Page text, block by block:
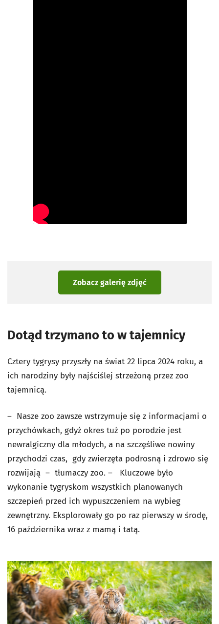
Zobacz galerię zdjęć
Dotąd trzymano to w tajemnicy
Cztery tygrysy przyszły na świat 22 lipca 2024 roku, a
ich narodziny były najściślej strzeżoną przez zoo
tajemnicą.
– Nasze zoo zawsze wstrzymuje się z informacjami o
przychówkach, gdyż okres tuż po porodzie jest
newralgiczny dla młodych, a na szczęśliwe nowiny
przychodzi czas, gdy zwierzęta podrosną i zdrowo się
rozwijają – tłumaczy zoo. – Kluczowe było
wykonanie tygryskom wszystkich planowanych
szczepień przed ich wypuszczeniem na wybieg
zewnętrzny. Eksplorowały go po raz pierwszy w środę,
16 października wraz z mamą i tatą.